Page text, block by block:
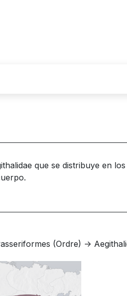
que se distribuye en
(Ordre) ->